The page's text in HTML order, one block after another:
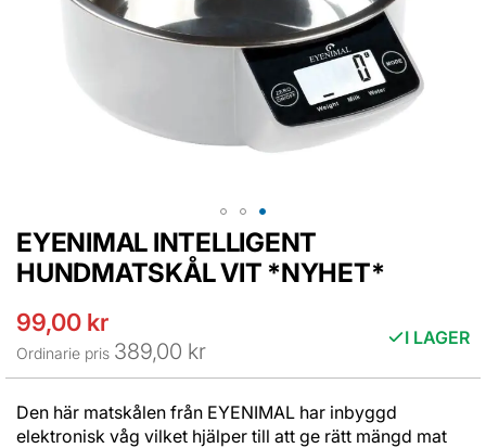
EYENIMAL INTELLIGENT
HUNDMATSKÅL VIT *NYHET*
Specialpris
99,00 kr
Ordinarie pris 389,00 kr
I LAGER
Den här matskålen från EYENIMAL har inbyggd
elektronisk våg vilket hjälper till att ge rätt mängd mat
Hoppa
till
början
av
bildgalleriet